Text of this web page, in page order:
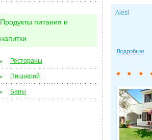
Alesi
Продукты питания и
напитки
Рестораны
Пиццерий
Бары